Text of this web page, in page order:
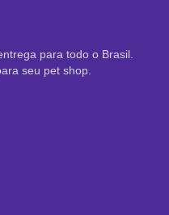
para todo o Brasil.
seu pet shop.